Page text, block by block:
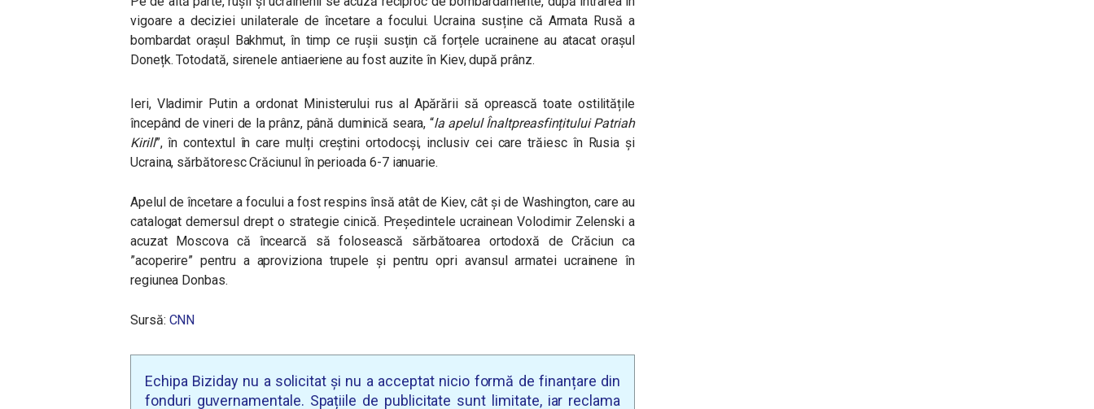
vigoare a deciziei unilaterale de încetare a focului. Ucraina susține că Armata Rusă a
bombardat orașul Bakhmut, în timp ce rușii susțin că forțele ucrainene au atacat orașul
Donețk. Totodată, sirenele antiaeriene au fost auzite în Kiev, după prânz.
Ieri, Vladimir Putin a ordonat Ministerului rus al Apărării să oprească toate ostilitățile
începând de vineri de la prânz, până duminică seara, “la apelul Înaltpreasfințitului Patriah
Kirill”, în contextul în care mulți creștini ortodocși, inclusiv cei care trăiesc în Rusia și
Ucraina, sărbătoresc Crăciunul în perioada 6-7 ianuarie.
Apelul de încetare a focului a fost respins însă atât de Kiev, cât și de Washington, care au
catalogat demersul drept o strategie cinică. Președintele ucrainean Volodimir Zelenski a
acuzat Moscova că încearcă să folosească sărbătoarea ortodoxă de Crăciun ca
”acoperire” pentru a aproviziona trupele și pentru opri avansul armatei ucrainene în
regiunea Donbas.
Sursă: CNN
Echipa Biziday nu a solicitat și nu a acceptat nicio formă de finanțare din
fonduri guvernamentale. Spațiile de publicitate sunt limitate, iar reclama